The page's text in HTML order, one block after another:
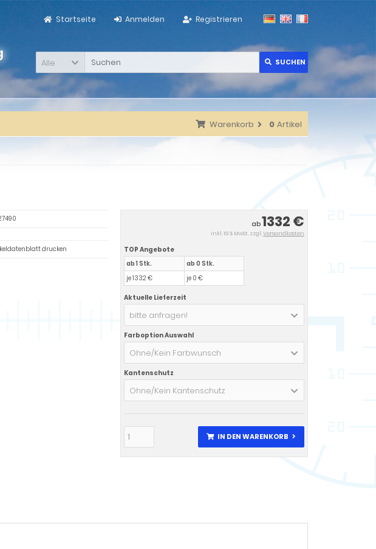
Registrieren
Anmelden
Startseite
Alle SUCHEN
Warenkorb 0 Artikel
ab1332 €
inkl. 19 % MwSt. zzgl.Versandkosten
TOP Angebote
ab 1 Stk.
je 1332 €
ab 0 Stk.
je 0 €
Aktuelle Lieferzeit
bitte anfragen!
Farboption Auswahl
Ohne/Kein Farbwunsch
Kantenschutz
Ohne/Kein Kantenschutz
IN DEN WARENKORB
drucken